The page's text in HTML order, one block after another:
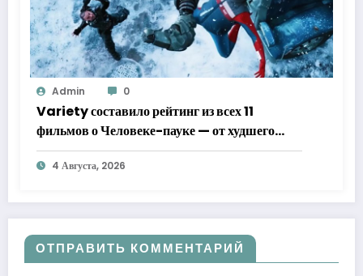
Admin 0
Variety составило рейтинг из всех 11
фильмов о Человеке-пауке — от худшего
к лучшему
4 Августа, 2026
ОТПРАВИТЬ КОММЕНТАРИЙ